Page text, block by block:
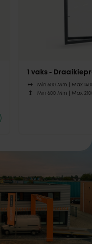
1 vaks -
Min 600 Mm |Max
Min 600 Mm |Max